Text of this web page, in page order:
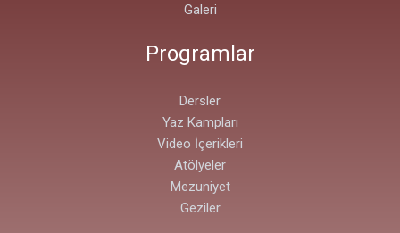
Galeri
Programlar
Dersler
Yaz Kampları
Video İçerikleri
Atölyeler
Mezuniyet
Geziler